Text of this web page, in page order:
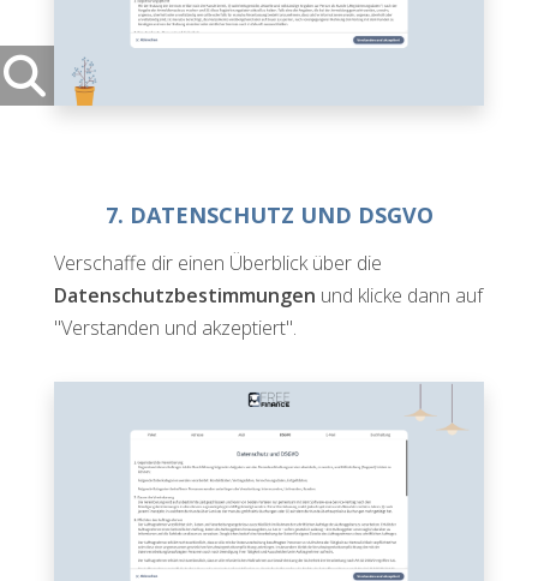
7. DATENSCHUTZ UND DSGVO
Verschaffe dir einen Überblick über die
Datenschutzbestimmungen und klicke dann auf
"Verstanden und akzeptiert".